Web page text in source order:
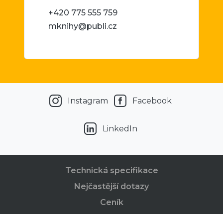
+420 775 555 759
mknihy@publi.cz
Instagram Facebook
LinkedIn
Technická specifikace
Nejčastější dotazy
Ceník